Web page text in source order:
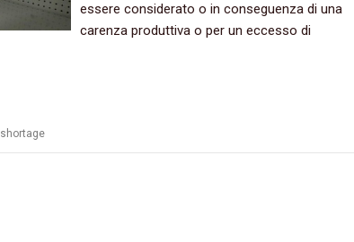
essere considerato o in conseguenza di una
carenza produttiva o per un eccesso di
shortage